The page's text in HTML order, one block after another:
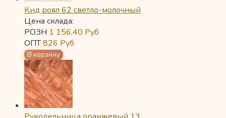
Кид роял 62 светло-молочный
Цена склада:
РОЗН 1 156,40 Руб
ОПТ826 Руб